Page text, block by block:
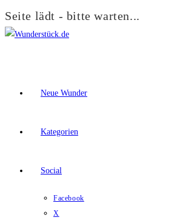
Seite lädt - bitte warten...
Zum
Neue Wunder
Kategorien
Social
Facebook
X